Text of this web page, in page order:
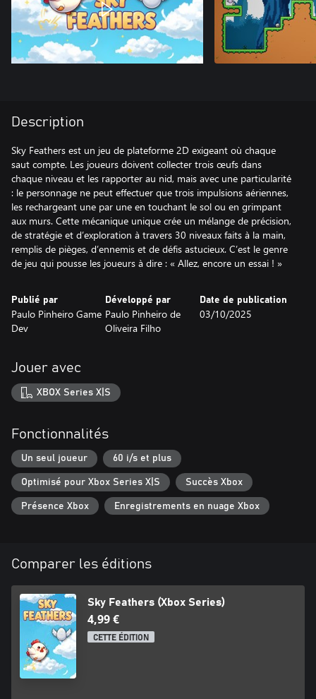
Description
Sky Feathers est un jeu de plateforme 2D exigeant où chaque
saut compte. Les joueurs doivent collecter trois œufs dans
chaque niveau et les rapporter au nid, mais avec une particularité
: le personnage ne peut effectuer que trois impulsions aériennes,
les rechargeant une par une en touchant le sol ou en grimpant
aux murs. Cette mécanique unique crée un mélange de précision,
de stratégie et d’exploration à travers 30 niveaux faits à la main,
remplis de pièges, d’ennemis et de défis astucieux. C’est le genre
de jeu qui pousse les joueurs à dire : « Allez, encore un essai ! »
Publié par
Paulo Pinheiro Game
Dev
Développé par
Paulo Pinheiro de
Oliveira Filho
Date de publication
03/10/2025
Jouer avec
XBOX Series X|S
Fonctionnalités
Un seul joueur 60 i/s et plus
Optimisé pour Xbox Series X|S Succès Xbox
Présence Xbox Enregistrements en nuage Xbox
Comparer les éditions
Sky Feathers (Xbox Series)
4,99 €
CETTE ÉDITION